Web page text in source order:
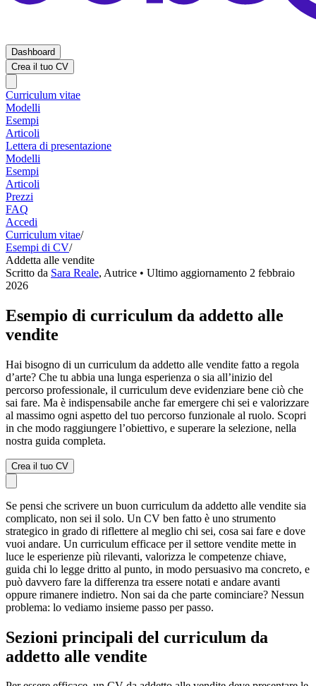
Dashboard
Crea il tuo CV
Curriculum vitae
Modelli
Esempi
Articoli
Lettera di presentazione
Modelli
Esempi
Articoli
Prezzi
FAQ
Accedi
Curriculum vitae/
Esempi di CV/
Addetta alle vendite
Scritto da Sara Reale, Autrice • Ultimo aggiornamento 2 febbraio
2026
Esempio di curriculum da addetto alle
vendite
Hai bisogno di un curriculum da addetto alle vendite fatto a regola
d’arte? Che tu abbia una lunga esperienza o sia all’inizio del
percorso professionale, il curriculum deve evidenziare bene ciò che
sai fare. Ma è indispensabile anche far emergere chi sei e valorizzare
al massimo ogni aspetto del tuo percorso funzionale al ruolo. Scopri
in che modo raggiungere l’obiettivo, e superare la selezione, nella
nostra guida completa.
Crea il tuo CV
Se pensi che scrivere un buon curriculum da addetto alle vendite sia
complicato, non sei il solo. Un CV ben fatto è uno strumento
strategico in grado di riflettere al meglio chi sei, cosa sai fare e dove
vuoi andare. Un curriculum efficace per il settore vendite mette in
luce le esperienze più rilevanti, valorizza le competenze chiave,
guida chi lo legge dritto al punto, in modo persuasivo ma concreto, e
può davvero fare la differenza tra essere notati e andare avanti
oppure rimanere indietro. Non sai da che parte cominciare? Nessun
problema: lo vediamo insieme passo per passo.
Sezioni principali del curriculum da
addetto alle vendite